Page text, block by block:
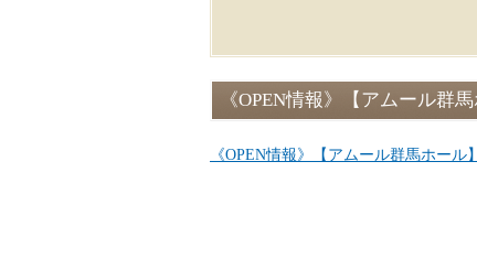
《OPEN情報》【アムール群
《OPEN情報》【アムール群馬ホー